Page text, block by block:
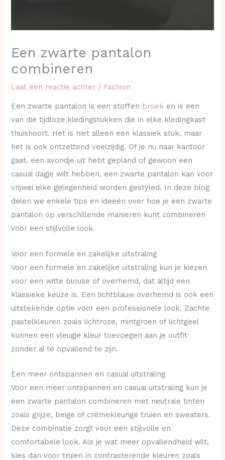
Een zwarte pantalon
combineren
Laat een reactie achter / Fashion
Een zwarte pantalon is een stoffen broek en is een
van die tijdloze kledingstukken die in elke kledingkast
thuishoort. Het is niet alleen een klassiek stuk, maar
het is ook ontzettend veelzijdig. Of je nu naar kantoor
gaat, een avondje uit hebt gepland of gewoon een
casual dagje wilt hebben, een zwarte pantalon kan voor
vrijwel elke gelegenheid worden gestyled. In deze blog
delen we enkele tips en ideeën over hoe je een zwarte
pantalon op verschillende manieren kunt combineren
voor een stijlvolle look.
Voor een formele en zakelijke uitstraling
Voor een formele en zakelijke uitstraling kun je kiezen
voor een witte blouse of overhemd, dat altijd een
klassieke keuze is. Een lichtblauw overhemd is ook een
uitstekende optie voor een professionele look. Zachte
pastelkleuren zoals lichtroze, mintgroen of lichtgeel
kunnen een vleugje kleur toevoegen aan je outfit
zonder al te opvallend te zijn.
Een meer ontspannen en casual uitstraling
Voor een meer ontspannen en casual uitstraling kun je
een zwarte pantalon combineren met neutrale tinten
zoals grijze, beige of crèmekleurige truien en sweaters.
Deze combinatie zorgt voor een stijlvolle en
comfortabele look. Als je wat meer opvallendheid wilt,
kies dan voor truien in contrasterende kleuren zoals